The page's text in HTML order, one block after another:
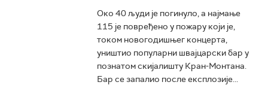
Око 40 људи је погинуло, а најмање
115 је повређено у пожару који је,
током новогодишњег концерта,
уништио популарни швајцарски бар у
познатом скијалишту Кран-Монтана.
Бар се запалио после експлозије...